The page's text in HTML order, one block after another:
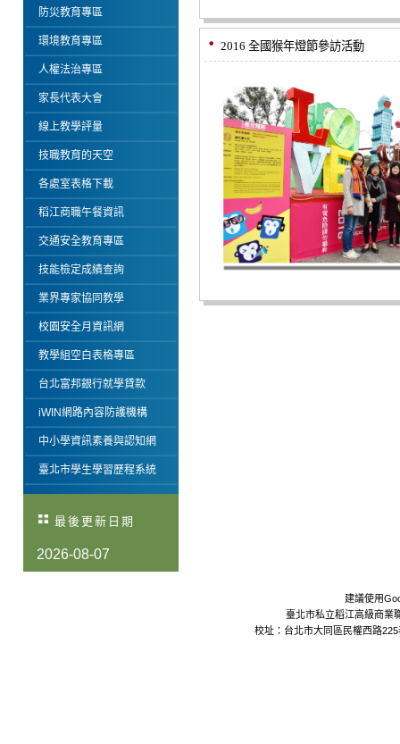
防災教育專區
環境教育專區
人權法治專區
家長代表大會
線上教學評量
技職教育的天空
各處室表格下載
稻江商職午餐資訊
交通安全教育專區
技能檢定成績查詢
業界專家協同教學
校園安全月資訊網
教學組空白表格專區
台北富邦銀行就學貸款
iWIN網路內容防護機構
中小學資訊素養與認知網
臺北市學生學習歷程系統
最後更新日期
2026-08-07
2016 全國猴年燈節參訪活動
建議使用
臺北市私立稻江高級商業
校址：台北市大同區民權西路